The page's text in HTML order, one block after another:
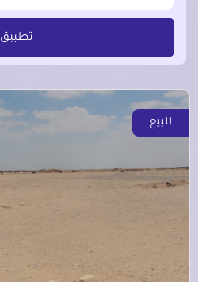
تطبيق
للبيع